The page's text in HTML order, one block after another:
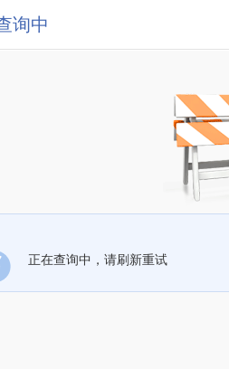
询中
正在查询中，请刷新重试